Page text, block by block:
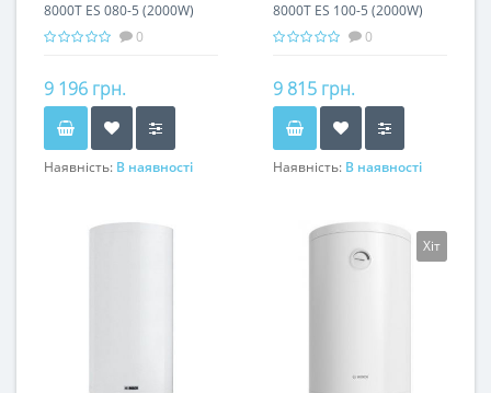
8000T ES 080-5 (2000W)
0
9 196 грн.
Наявність: В наявності
8000T ES 100-5 (2000W)
0
9 815 грн.
Наявність: В наявності
Хіт